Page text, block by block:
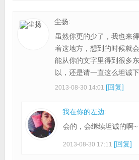
尘扬:
虽然你更的少了，我也来
着这地方，想到的时候就
能从你的文字里得到很多
以，还是请一直这么坦诚下
2013-08-30 14:01 [回复]
我在你的左边:
会的，会继续坦诚的啊~
2013-08-30 17:11 [回复]